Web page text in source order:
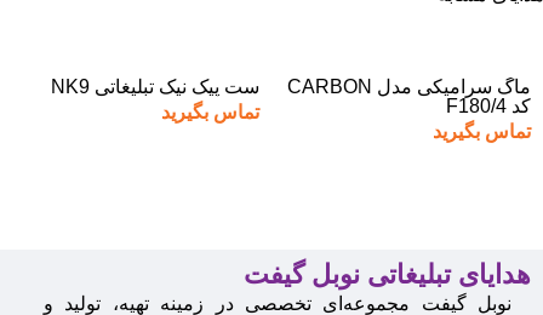
ماگ سرامیکی مدل CARBON
کد F180/4
تماس بگیرید
ست پیک نیک تبلیغاتی NK9
تماس بگیرید
هدایای تبلیغاتی نوبل گیفت
نوبل گیفت مجموعه‌ای تخصصی در زمینه تهیه، تولید و